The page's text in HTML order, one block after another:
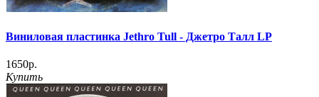
Виниловая пластинка Jethro Tull ‎- Джетро Талл LP
1650р.
Купить